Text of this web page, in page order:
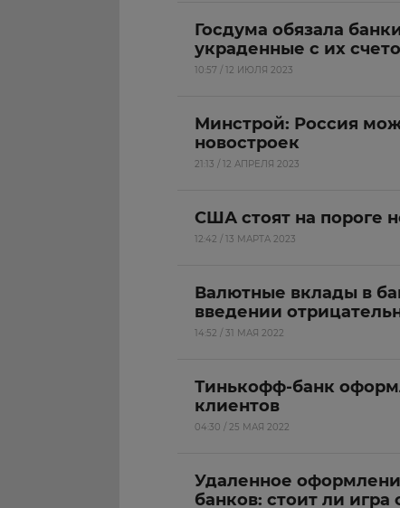
Госдума обязала
украденные с их
10:57 / 12 ИЮЛЯ 2023
Минстрой: Россия
новостроек
21:13 / 12 АПРЕЛЯ 2023
США стоят на пороге
12:42 / 13 МАРТА 2023
Валютные вклады в
введении
14:52 / 31 МАЯ 2022
Тинькофф-банк
клиентов
04:30 / 25 МАЯ 2022
Удаленное
банков: стоит ли игра